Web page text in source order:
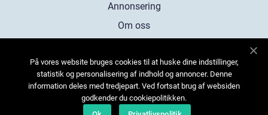
Annonsering
Om oss
Kontakta oss
Sitemap
På vores website bruges cookies til at huske dine indstillinger,
statistik og personalisering af indhold og annoncer. Denne
information deles med tredjepart. Ved fortsat brug af websiden
godkender du cookiepolitikken.